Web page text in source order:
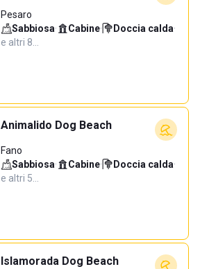
Pesaro
Sabbiosa· Cabine· Doccia calda·
e altri 8…
Animalido Dog Beach
Fano
Sabbiosa· Cabine· Doccia calda·
e altri 5…
Islamorada Dog Beach